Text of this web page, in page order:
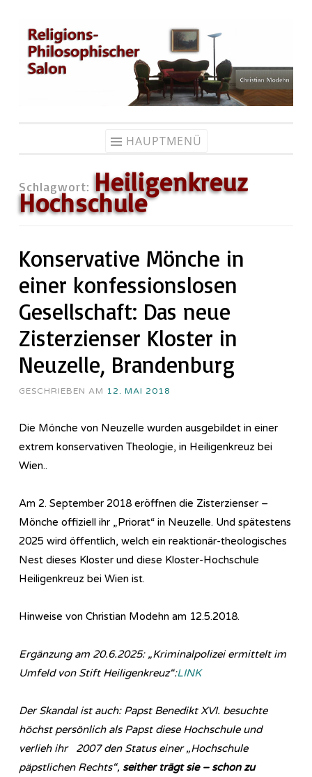
Zum
Inhalt
springen
HAUPTMENÜ
Schlagwort: Heiligenkreuz
Hochschule
Konservative Mönche in
einer konfessionslosen
Gesellschaft: Das neue
Zisterzienser Kloster in
Neuzelle, Brandenburg
GESCHRIEBEN AM 12. MAI 2018
Die Mönche von Neuzelle wurden ausgebildet in einer
extrem konservativen Theologie, in Heiligenkreuz bei
Wien..
Am 2. September 2018 eröffnen die Zisterzienser –
Mönche offiziell ihr „Priorat“ in Neuzelle. Und spätestens
2025 wird öffentlich, welch ein reaktionär-theologisches
Nest dieses Kloster und diese Kloster-Hochschule
Heiligenkreuz bei Wien ist.
Hinweise von Christian Modehn am 12.5.2018.
Ergänzung am 20.6.2025: „Kriminalpolizei ermittelt im
Umfeld von Stift Heiligenkreuz“:LINK
Der Skandal ist auch: Papst Benedikt XVI. besuchte
höchst persönlich als Papst diese Hochschule und
verlieh ihr 2007 den Status einer „Hochschule
päpstlichen Rechts“, seither trägt sie – schon zu